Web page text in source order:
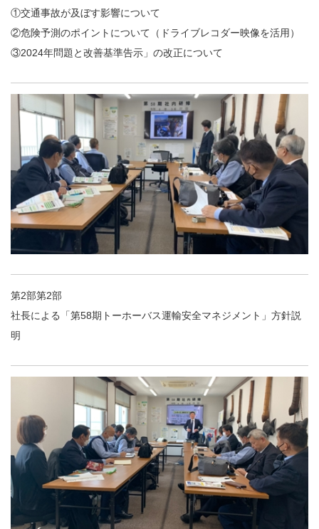
①交通事故が及ぼす影響について
②危険予測のポイントについて（ドライブレコダー映像を活用）
③2024年問題と改善基準告示」の改正について
第2部第2部
社長による「第58期トーホーバス運輸安全マネジメント」方針説
明